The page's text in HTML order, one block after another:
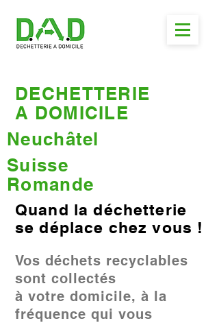
DECHETTERIE
A DOMICILE
Neuchâtel
Suisse
Romande
Quand la déchetterie
se déplace chez vous !
Vos déchets recyclables
sont collectés
à votre domicile, à la
fréquence qui vous